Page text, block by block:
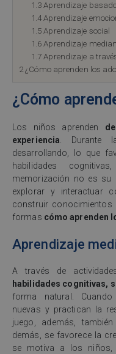
1.3 Aprendizaje
1.4Aprendizaje
1.5 Aprendizaje social
1.6 Aprendizaje
1.7 Aprendizaje a
2¿Cómo aprenden los
¿Cómo
Los niños aprenden
experiencia. Durante
desarrollando, lo que
habilidades
memorización no es su
explorar y interactuar
construir
formas cómo aprenden
Aprendizaje
A través de
habilidades cognitivas,
forma natural. Cuando
nuevas y practican la
juego, además,
demás, se favorece la
se motiva a los niños,